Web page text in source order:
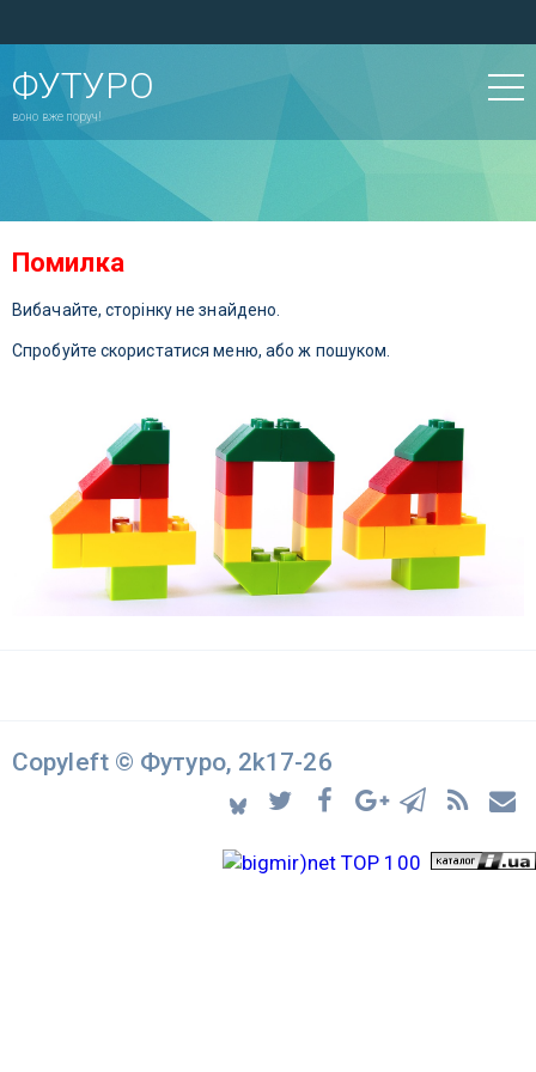
ФУТУРО
воно вже поруч!
Помилка
Вибачайте, сторінку не знайдено.
Спробуйте скористатися меню, або ж пошуком.
Copyleft © Футуро, 2k17-26